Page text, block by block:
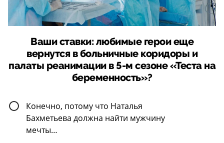
Ваши ставки: любимые герои еще
вернутся в больничные коридоры и
палаты реанимации в 5-м сезоне «Теста на
беременность»?
Конечно, потому что Наталья
Бахметьева должна найти мужчину
мечты…